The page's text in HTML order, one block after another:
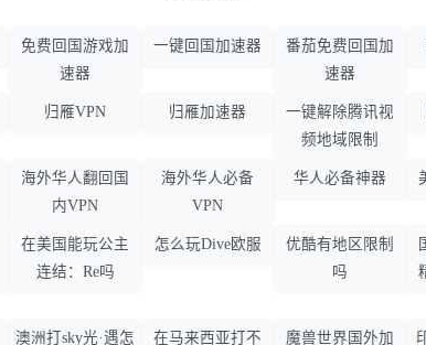
免费回国游戏加
速器
一键回国加速器
番茄免费回国加
速器
归雁VPN 归雁加速器
一键解除腾讯视
频地域限制
海外华人翻回国
内VPN
海外华人必备
VPN
华人必备神器
在美国能玩公主
连结：Re吗
怎么玩Dive欧服
优酷有地区限制
吗
澳洲打sky光·遇怎 在马来西亚打不 魔兽世界国外加